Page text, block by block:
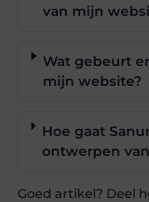
van mijn
Wat gebeurt
mijn website?
Hoe gaat
ontwerpen
Goed artikel? Deel